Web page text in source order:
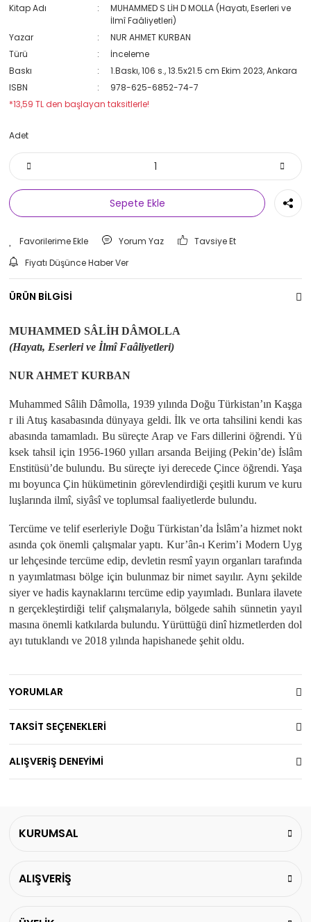
Kitap Adı
MUHAMMED S LİH D MOLLA (Hayatı, Eserleri ve
İlmî Faâliyetleri)
Yazar
NUR AHMET KURBAN
Türü
İnceleme
Baskı
1.Baskı, 106 s., 13.5x21.5 cm Ekim 2023, Ankara
ISBN
978-625-6852-74-7
*13,59 TL den başlayan taksitlerle!
Adet
Sepete Ekle
Yorum Yaz
Tavsiye Et
Fiyatı Düşünce Haber Ver
ÜRÜN BİLGİSİ
MUHAMMED SÂLİH DÂMOLLA
(Hayatı, Eserleri ve İlmî Faâliyetleri)
NUR AHMET KURBAN
Muhammed Sâlih Dâmolla, 1939 yılında Doğu Türkistan’ın Kaşga
r ili Atuş kasabasında dünyaya geldi. İlk ve orta tahsilini kendi kas
abasında tamamladı. Bu süreçte Arap ve Fars dillerini öğrendi. Yü
ksek tahsil için 1956-1960 yılları arsanda Beijing (Pekin’de) İslâm
Enstitüsü’de bulundu. Bu süreçte iyi derecede Çince öğrendi. Yaşa
mı boyunca Çin hükümetinin görevlendirdiği çeşitli kurum ve kuru
luşlarında ilmî, siyâsî ve toplumsal faaliyetlerde bulundu.
Tercüme ve telif eserleriyle Doğu Türkistan’da İslâm’a hizmet nokt
asında çok önemli çalışmalar yaptı. Kur’ân-ı Kerim’i Modern Uyg
ur lehçesinde tercüme edip, devletin resmî yayın organları tarafında
n yayımlatması bölge için bulunmaz bir nimet sayılır. Aynı şekilde
siyer ve hadis kaynaklarını tercüme edip yayımladı. Bunlara ilavete
n gerçekleştirdiği telif çalışmalarıyla, bölgede sahih sünnetin yayıl
masına önemli katkılarda bulundu. Yürüttüğü dinî hizmetlerden dol
ayı tutuklandı ve 2018 yılında hapishanede şehit oldu.
YORUMLAR
TAKSİT SEÇENEKLERİ
ALIŞVERİŞ DENEYİMİ
KURUMSAL
ALIŞVERİŞ